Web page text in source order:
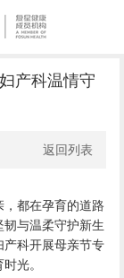
产科温情守
返回列表
都在孕育的道路
与温柔守护新生
科开展母亲节专
光。